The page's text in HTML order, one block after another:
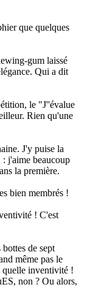
que quelques
gum laissé
Qui a dit
le "J''évalue
Rien qu'une
J'y puise la
: j'aime beaucoup
la première.
bien membrés !
! C'est
de sept
même pas le
quelle inventivité !
non ? Ou alors,